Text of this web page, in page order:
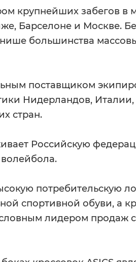
крупнейших забегов в
Барселоне и Москве.
большинства
поставщиком
Нидерландов,
стран.
Российскую
потребительскую
спортивной обуви, а
лидером продаж